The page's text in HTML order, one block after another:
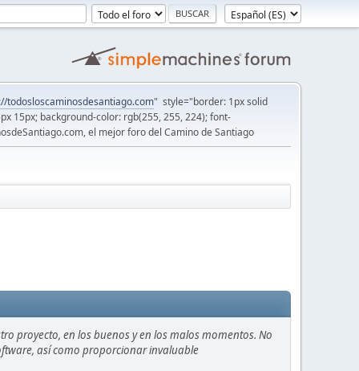
todosloscaminosdesantiago.com" style="border: 1px solid
15px; background-color: rgb(255, 255, 224); font-
el mejor foro del Camino de Santiago
proyecto, en los buenos y en los malos momentos. No
así como proporcionar invaluable